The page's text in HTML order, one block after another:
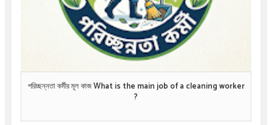
পরিচ্ছন্নতা কর্মীর মূল কাজ What is the main job of a cleaning worker
?